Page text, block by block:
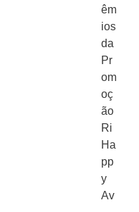
êm
ios
da
Pr
om
oç
ão
Ri
Ha
pp
y
Av